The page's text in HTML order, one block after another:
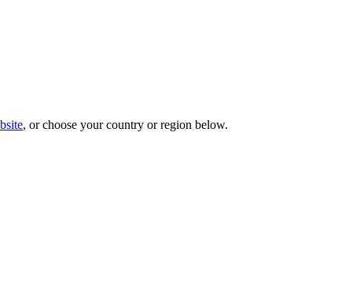
, or choose your country or region below.